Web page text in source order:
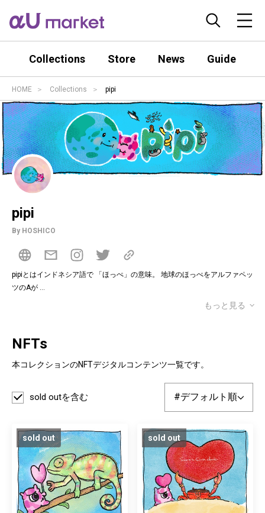
Collections Store News Guide
HOME Collections pipi
pipi
By HOSHICO
pipiとはインドネシア語で 「ほっぺ」の意味。 地球のほっぺをアルファペッ
ツのAが
もっと見る
NFTs
本コレクションのNFTデジタルコンテンツ一覧です。
sold outを含む
sold out sold out